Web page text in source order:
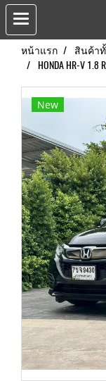
หน้าแรก สินค้า
HONDA HR-V 1.8
New